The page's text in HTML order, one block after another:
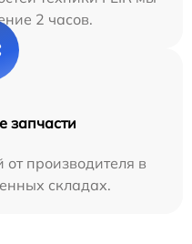
2 часов.
запчасти
от производителя в
складах.